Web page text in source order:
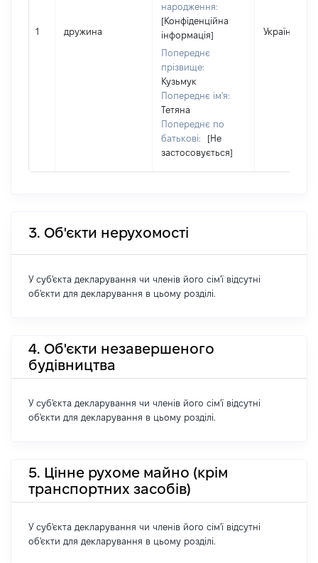
1 дружина
народження:
[Конфіденційна
інформація]
Попереднє
прізвище:
Кузьмук
Попереднє ім'я:
Тетяна
Попереднє по
батькові:
[Не
застосовується]
Україна
3. Об'єкти нерухомості
У суб'єкта декларування чи членів його сім'ї відсутні
об'єкти для декларування в цьому розділі.
4. Об'єкти незавершеного
будівництва
У суб'єкта декларування чи членів його сім'ї відсутні
об'єкти для декларування в цьому розділі.
5. Цінне рухоме майно (крім
транспортних засобів)
У суб'єкта декларування чи членів його сім'ї відсутні
об'єкти для декларування в цьому розділі.